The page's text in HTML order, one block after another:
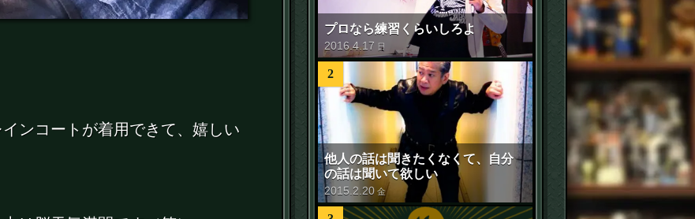
ンコートが着用できて、嬉しい
プロなら練習くらいしろよ
2016 .4.17 日
2
他人の話は聞きたくなくて、自分
の話は聞いて欲しい
2015 2 20 金